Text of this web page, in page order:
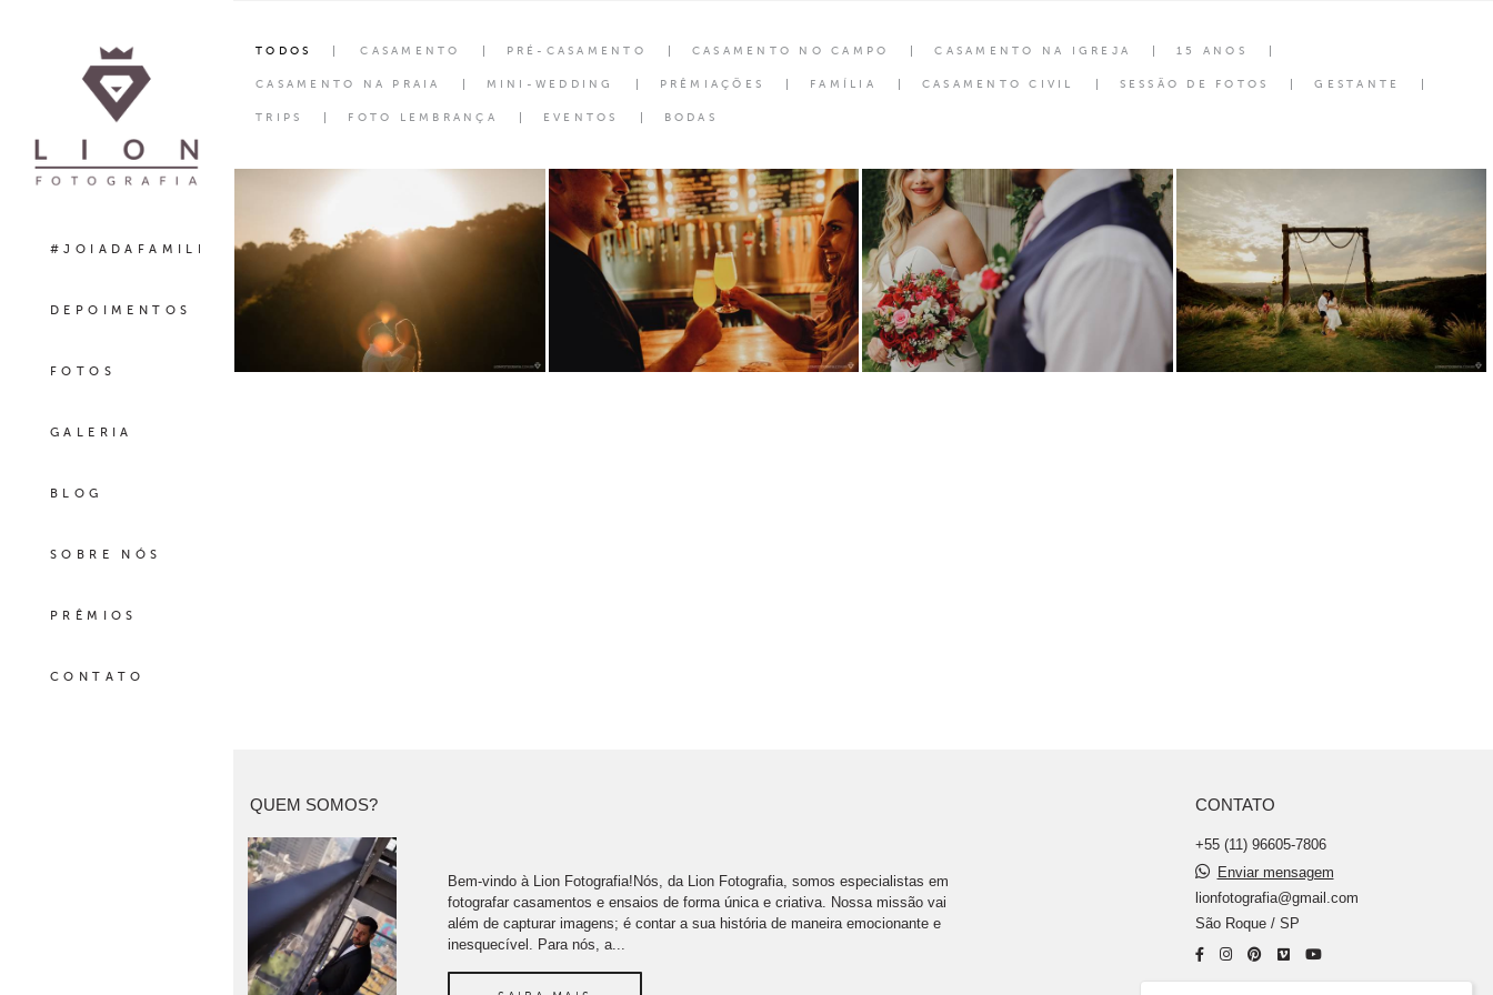
#JOIADAFAMILIA
DEPOIMENTOS
FOTOS
GALERIA
BLOG
SOBRE NÓS
PRÊMIOS
CONTATO
TODOS CASAMENTO PRÉ-CASAMENTO CASAMENTO NO CAMPO CASAMENTO NA IGREJA 15 ANOS
CASAMENTO NA PRAIA MINI-WEDDING PRÊMIAÇÕES FAMÍLIA CASAMENTO CIVIL SESSÃO DE FOTOS GESTANTE
TRIPS FOTO LEMBRANÇA EVENTOS BODAS
QUEM SOMOS?
Bem-vindo à Lion Fotografia!Nós, da Lion Fotografia, somos especialistas em
fotografar casamentos e ensaios de forma única e criativa. Nossa missão vai
além de capturar imagens; é contar a sua história de maneira emocionante e
inesquecível. Para nós, a...
CONTATO
+55 (11) 96605-7806
Enviar mensagem
lionfotografia@gmail.com
São Roque / SP